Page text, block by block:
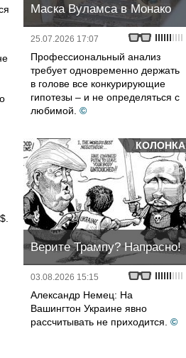
Маска Вуламса в Монако
25.07.2026 17:07
Профессиональный анализ
требует одновременно держать
в голове все конкурирующие
гипотезы – и не определяться с
любимой. ©
КОЛОНКА
Верите Трампу? Напрасно!
03.08.2026 15:15
Александр Немец: На
Вашингтон Украине явно
рассчитывать не приходится. ©